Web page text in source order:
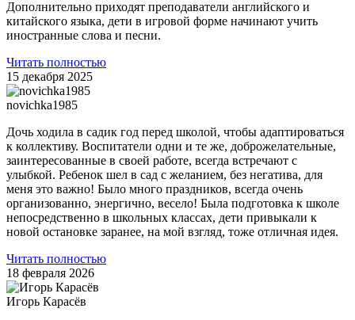
Дополнительно приходят преподаватели английского и
китайского языка, дети в игровой форме начинают учить
иностранные слова и песни.
Читать полностью
15 декабря 2025
novichka1985
Дочь ходила в садик год перед школой, чтобы адаптироваться
к коллективу. Воспитатели одни и те же, доброжелательные,
заинтересованные в своей работе, всегда встречают с
улыбкой. Ребенок шел в сад с желанием, без негатива, для
меня это важно! Было много праздников, всегда очень
организованно, энергично, весело! Была подготовка к школе
непосредственно в школьных классах, дети привыкали к
новой остановке заранее, на мой взгляд, тоже отличная идея.
Читать полностью
18 февраля 2026
Игорь Карасёв